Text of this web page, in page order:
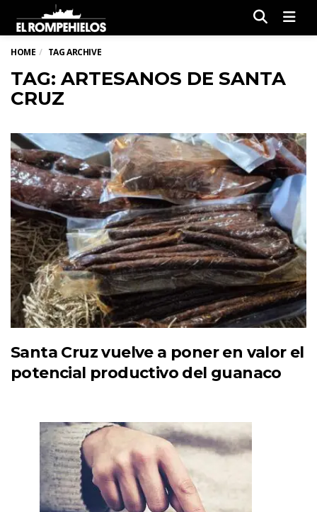
HOME TAG ARCHIVE
TAG: ARTESANOS DE SANTA
CRUZ
Santa Cruz vuelve a poner en valor el
potencial productivo del guanaco